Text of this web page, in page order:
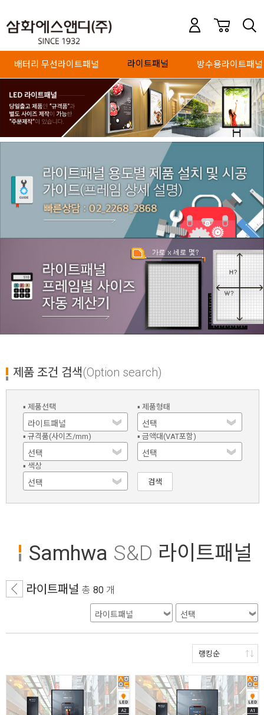
배터리 무선라이트패널 라이트패널 방수용라이트패널
제품 조건 검색(Option search)
▪ 제품선택 ▪ 제품형태
▪ 규격품(사이즈/mm) ▪ 금액대(VAT포함)
▪ 색상
검색
Samhwa S&D 라이트패널
라이트패널 총 80 개
랭킹순